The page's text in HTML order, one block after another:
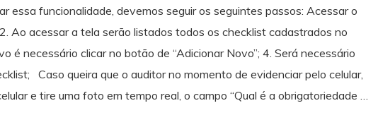
essa funcionalidade, devemos seguir os seguintes passos: Acessar o
Ao acessar a tela serão listados todos os checklist cadastrados no
é necessário clicar no botão de “Adicionar Novo”; 4. Será necessário
Caso queira que o auditor no momento de evidenciar pelo celular,
e tire uma foto em tempo real, o campo “Qual é a obrigatoriedade …